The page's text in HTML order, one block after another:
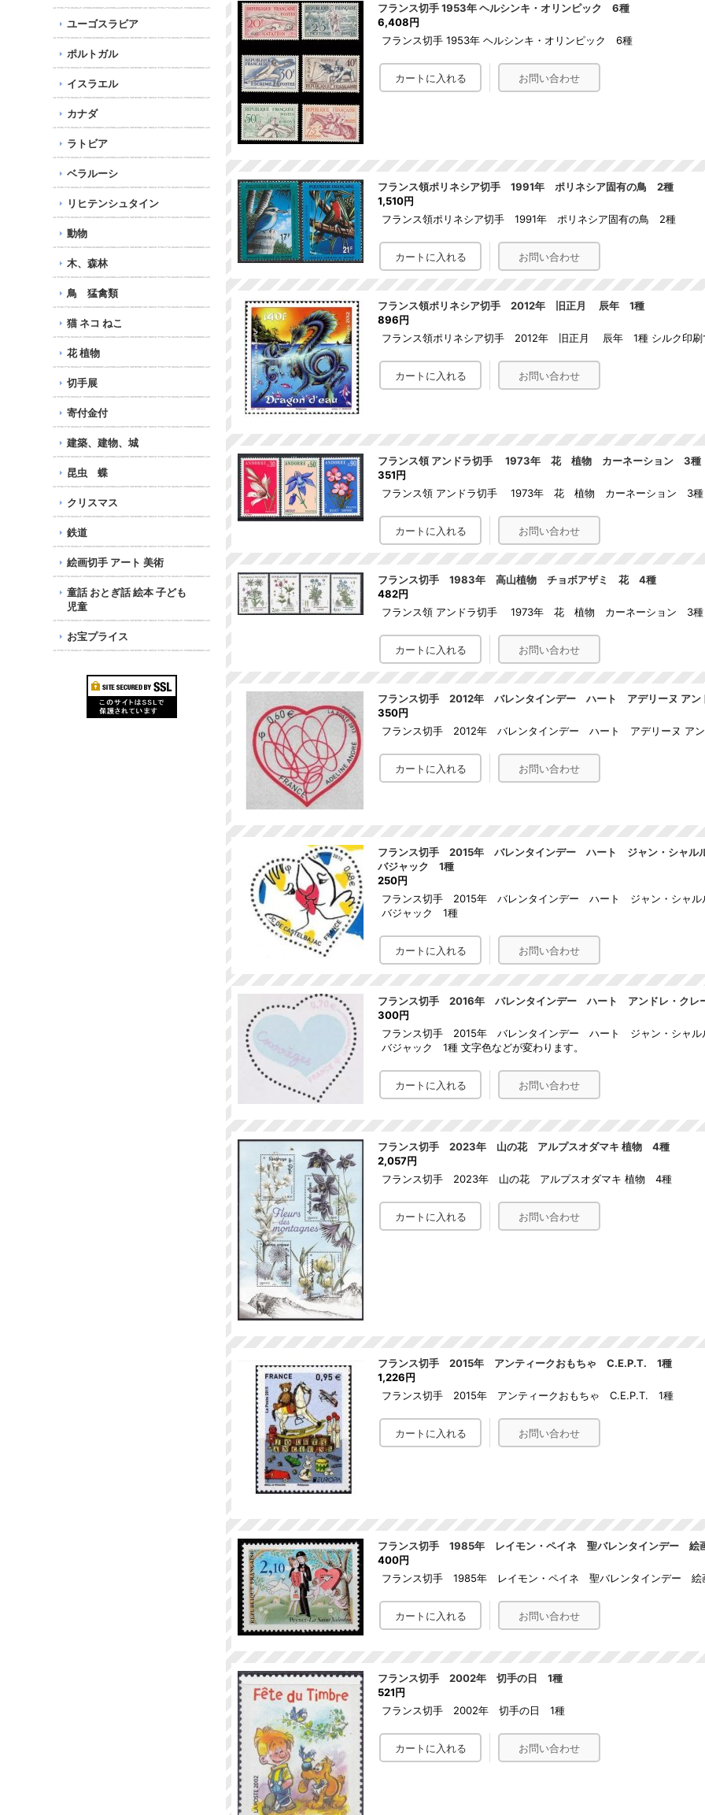
ユーゴスラビア
ポルトガル
イスラエル
カナダ
ラトビア
ベラルーシ
リヒテンシュタイン
動物
木、森林
鳥 猛禽類
猫 ネコ ねこ
花 植物
切手展
寄付金付
建築、建物、城
昆虫 蝶
クリスマス
鉄道
絵画切手 アート 美術
童話 おとぎ話 絵本 子ども
児童
お宝プライス
フランス切手 1953年 ヘルシンキ・オリンピック 6種
6,408円
フランス切手 1953年 ヘルシンキ・オリンピック 6種
フランス領ポリネシア切手 1991年 ポリネシア固有の鳥 2種
1,510円
フランス領ポリネシア切手 1991年 ポリネシア固有の鳥 2種
フランス領ポリネシア切手 2012年 旧正月 辰年 1種
896円
フランス領ポリネシア切手 2012年 旧正月 辰年 1種 シルク印刷
フランス領 アンドラ切手 1973年 花 植物 カーネーション 3種
351円
フランス領 アンドラ切手 1973年 花 植物 カーネーション 3種
フランス切手 1983年 高山植物 チョボアザミ 花 4種
482円
フランス領 アンドラ切手 1973年 花 植物 カーネーション 3種
フランス切手 2012年 バレンタインデー ハート アデリーヌ ア
350円
フランス切手 2012年 バレンタインデー ハート アデリーヌ ア
フランス切手 2015年 バレンタインデー ハート ジャン・シャル
バジャック 1種
250円
フランス切手 2015年 バレンタインデー ハート ジャン・シャル
バジャック 1種
フランス切手 2016年 バレンタインデー ハート アンドレ・クレ
300円
フランス切手 2015年 バレンタインデー ハート ジャン・シャル
バジャック 1種 文字色などが変わります。
フランス切手 2023年 山の花 アルプスオダマキ 植物 4種
2,057円
フランス切手 2023年 山の花 アルプスオダマキ 植物 4種
フランス切手 2015年 アンティークおもちゃ C.E.P.T. 1種
1,226円
フランス切手 2015年 アンティークおもちゃ C.E.P.T. 1種
フランス切手 1985年 レイモン・ペイネ 聖バレンタインデー
400円
フランス切手 1985年 レイモン・ペイネ 聖バレンタインデー
フランス切手 2002年 切手の日 1種
521円
フランス切手 2002年 切手の日 1種